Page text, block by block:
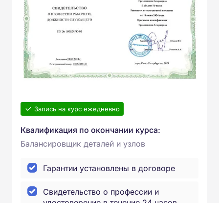
Запись на курс ежедневно
Квалификация по окончании курса:
Балансировщик деталей и узлов
Гарантии установлены в договоре
Свидетельство о профессии и